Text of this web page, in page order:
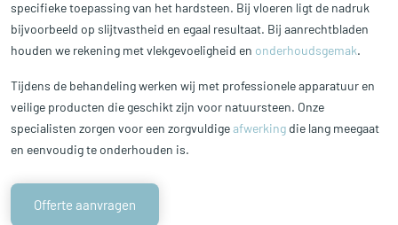
specifieke toepassing van het hardsteen. Bij vloeren ligt de nadruk
bijvoorbeeld op slijtvastheid en egaal resultaat. Bij aanrechtbladen
houden we rekening met vlekgevoeligheid en onderhoudsgemak.
Tijdens de behandeling werken wij met professionele apparatuur en
veilige producten die geschikt zijn voor natuursteen. Onze
specialisten zorgen voor een zorgvuldigeafwerking die lang meegaat
en eenvoudig te onderhouden is.
Offerte aanvragen